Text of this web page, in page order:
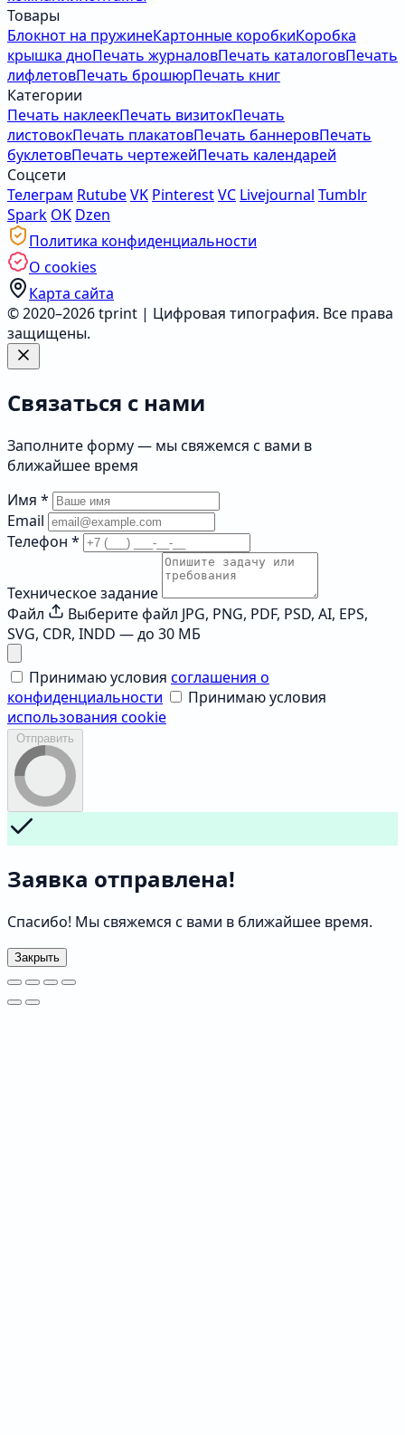
Товары
Блокнот на пружинеКартонные коробкиКоробка
крышка дноПечать журналовПечать каталоговПечать
лифлетовПечать брошюрПечать книг
Категории
Печать наклеекПечать визитокПечать
листовокПечать плакатовПечать баннеровПечать
буклетовПечать чертежейПечать календарей
Соцсети
Телеграм RutubeVK PinterestVC Livejournal Tumblr
Spark OK Dzen
Политика конфиденциальности
О cookies
Карта сайта
© 2020–2026 tprint | Цифровая типография. Все права
защищены.
Связаться с нами
Заполните форму — мы свяжемся с вами в
ближайшее время
Имя *
Email
Телефон *
Техническое задание
Файл
Выберите файл JPG, PNG, PDF, PSD, AI, EPS,
SVG, CDR, INDD — до 30 МБ
Принимаю условия соглашения о
конфиденциальности
Принимаю условия
использования cookie
Отправить
Заявка отправлена!
Спасибо! Мы свяжемся с вами в ближайшее время.
Закрыть